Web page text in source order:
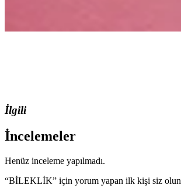
İlgili
İncelemeler
Henüz inceleme yapılmadı.
“BİLEKLİK” için yorum yapan ilk kişi siz olun